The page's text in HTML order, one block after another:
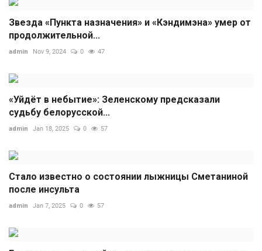
Звезда «Пункта назначения» и «Кэндимэна» умер от
продолжительной...
admin Nov 9, 2024 0 47
«Уйдёт в небытие»: Зеленскому предсказали
судьбу белорусской...
admin Jan 18, 2025 0 57
Стало известно о состоянии лыжницы Сметаниной
после инсульта
admin Jan 7, 2025 0 57